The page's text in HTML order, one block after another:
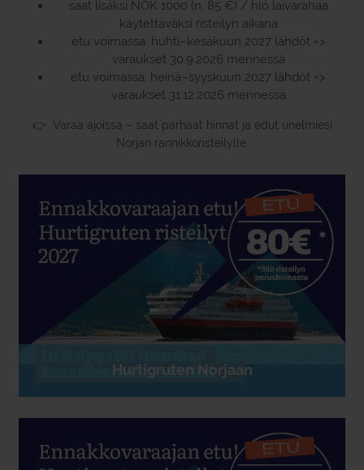
saat lisäksi NOK 1000 (n. 85 €) / hlö laivarahaa
käytettäväksi risteilyn aikana
etu voimassa: huhti–kesäkuun 2027 lähdöt =>
varaukset 30.9.2026 mennessä
etu voimassa: heinä–syyskuun 2027 lähdöt =>
varaukset 31.12.2026 mennessä
👉 Varaa ajoissa – saat parhaat hinnat ja edut unelmiesi
Norjan rannikkoristeilylle.
Hurtigruten Norjaan